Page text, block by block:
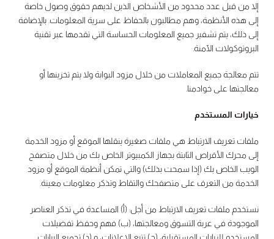
إلا من قبل عدد محدود من الأشخاص الذين لديهم حقوق وصول خاصة
إلى هذه الأنظمة، وهم مطالبون بالحفاظ على سرية المعلومات. بالإضافة
إلى ذلك، يتم تشفير جميع المعلومات الحساسة التي تقدمها عبر تقنية
البروتوكولات الآمنة.
تتم معالجة جميع المعاملات من خلال مزود البوابة ولا يتم تخزينها أو
معالجتها على خوادمنا.
خيارات المستخدم
ملفات تعريف الارتباط هي ملفات صغيرة ينقلها الموقع أو مزود الخدمة
إلى محرك الأقراص الثابتة بجهاز الكمبيوتر الخاص بك من خلال متصفح
الويب الخاص بك (إذا سمحت بذلك) والتي تمكن أنظمة الموقع أو مزود
الخدمة من التعرف على متصفحك والتقاط وتذكر معلومات معينة.
نستخدم ملفات تعريف الارتباط من أجل: (أ) المساعدة في تذكر العناصر
الموجودة في عربة التسوق ومعالجتها، (ب) فهم وحفظ تفضيلات
المستخدم للزيارات المستقبلية، (ج) تتبع الإعلانات، و (د) تجميع البيانات